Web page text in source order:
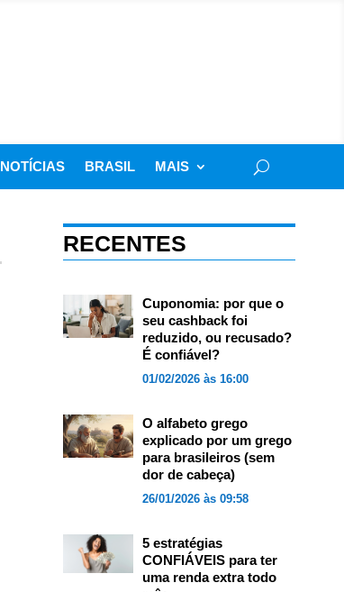
NOTÍCIAS BRASIL MAIS
RECENTES
Cuponomia: por que o
seu cashback foi
reduzido, ou recusado?
É confiável?
01/02/2026 às 16:00
O alfabeto grego
explicado por um grego
para brasileiros (sem
dor de cabeça)
26/01/2026 às 09:58
5 estratégias
CONFIÁVEIS para ter
uma renda extra todo